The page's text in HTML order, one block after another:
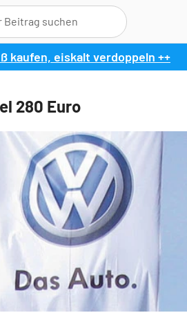
kaufen, eiskalt verdoppeln ++
280 Euro